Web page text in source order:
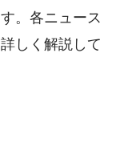
。各ニュース
しく解説して